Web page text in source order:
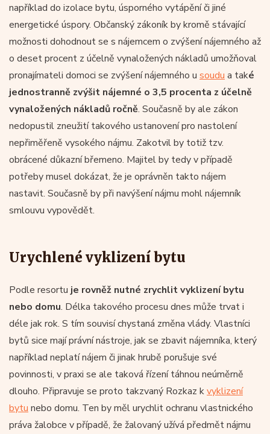
například do izolace bytu, úsporného vytápění či jiné
energetické úspory. Občanský zákoník by kromě stávající
možnosti dohodnout se s nájemcem o zvýšení nájemného až
o deset procent z účelně vynaložených nákladů umožňoval
pronajímateli domoci se zvýšení nájemného u soudu a také
jednostranně zvýšit nájemné o 3,5 procenta z účelně
vynaložených nákladů ročně. Současně by ale zákon
nedopustil zneužití takového ustanovení pro nastolení
nepřiměřeně vysokého nájmu. Zakotvil by totiž tzv.
obrácené důkazní břemeno. Majitel by tedy v případě
potřeby musel dokázat, že je oprávněn takto nájem
nastavit. Současně by při navýšení nájmu mohl nájemník
smlouvu vypovědět.
Urychlené vyklizení bytu
Podle resortu je rovněž nutné zrychlit vyklizení bytu
nebo domu. Délka takového procesu dnes může trvat i
déle jak rok. S tím souvisí chystaná změna vlády. Vlastníci
bytů sice mají právní nástroje, jak se zbavit nájemníka, který
například neplatí nájem či jinak hrubě porušuje své
povinnosti, v praxi se ale taková řízení táhnou neúměrně
dlouho. Připravuje se proto takzvaný Rozkaz kvyklizení
bytu nebo domu. Ten by měl urychlit ochranu vlastnického
práva žalobce v případě, že žalovaný užívá předmět nájmu